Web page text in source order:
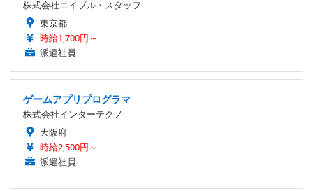
株式会社エイブル・スタッフ
東京都
時給1,700円～
派遣社員
ゲームアプリプログラマ
株式会社インターテクノ
大阪府
時給2,500円～
派遣社員